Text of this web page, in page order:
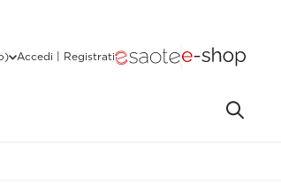
Accedi | Registrati